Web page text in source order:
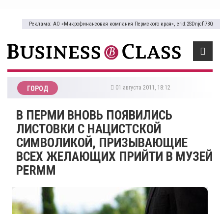
Реклама: АО «Микрофинансовая компания Пермского края», erid:2SDnjcfi73Q
ГОРОД 01 августа 2011, 18:12
В ПЕРМИ ВНОВЬ ПОЯВИЛИСЬ
ЛИСТОВКИ С НАЦИСТСКОЙ
СИМВОЛИКОЙ, ПРИЗЫВАЮЩИЕ
ВСЕХ ЖЕЛАЮЩИХ ПРИЙТИ В МУЗЕЙ
PERMM